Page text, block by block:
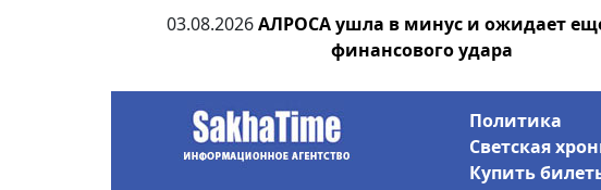
03.08.2026 АЛРОСА ушла в минус и ожидает
финансового удара
Политика
Светская
Купить